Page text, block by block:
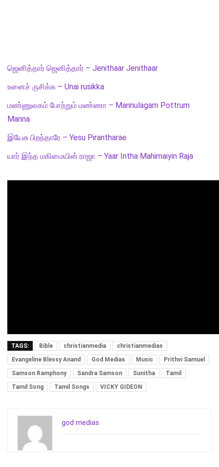
ஜெனித்தார் ஜெனித்தார் – Jenithaar Jenithaar
உனைச் ருசிக்க – Unai rusikka
மண்ணுலகம் போற்றும் மண்ணா – Mannulagam Pottrum
Manna
இயேசு பிறந்தாரே – Yesu Pirantharae
யார் இந்த மகிமையின் ராஜா – Yaar Intha Mahimaiyin Raja
TAGS: Bible christianmedia
christianmedias
Evangeline Blessy Anand
God Medias Music
Prithvi Samuel
Samson Ramphony
Sandra Samson Sunitha
Tamil
Tamil Song
Tamil Songs VICKY GIDEON
god medias